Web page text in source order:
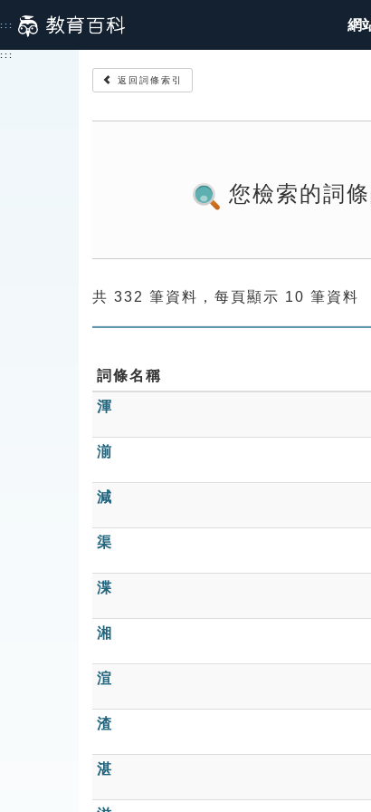
到
主
::: 網
:::
返回詞條索引
您檢索的詞
共 332 筆資料，每頁顯示 10 筆資料
詞條名稱
渾
湔
減
渠
渫
湘
渲
渣
湛